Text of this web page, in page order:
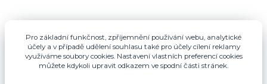
Pro základní funkčnost, zpříjemnění používání webu, analytické
účely a v případě udělení souhlasu také pro účely cílení reklamy
využíváme soubory cookies. Nastavení vlastních preferencí cookies
můžete kdykoli upravit odkazem ve spodní části stránek.